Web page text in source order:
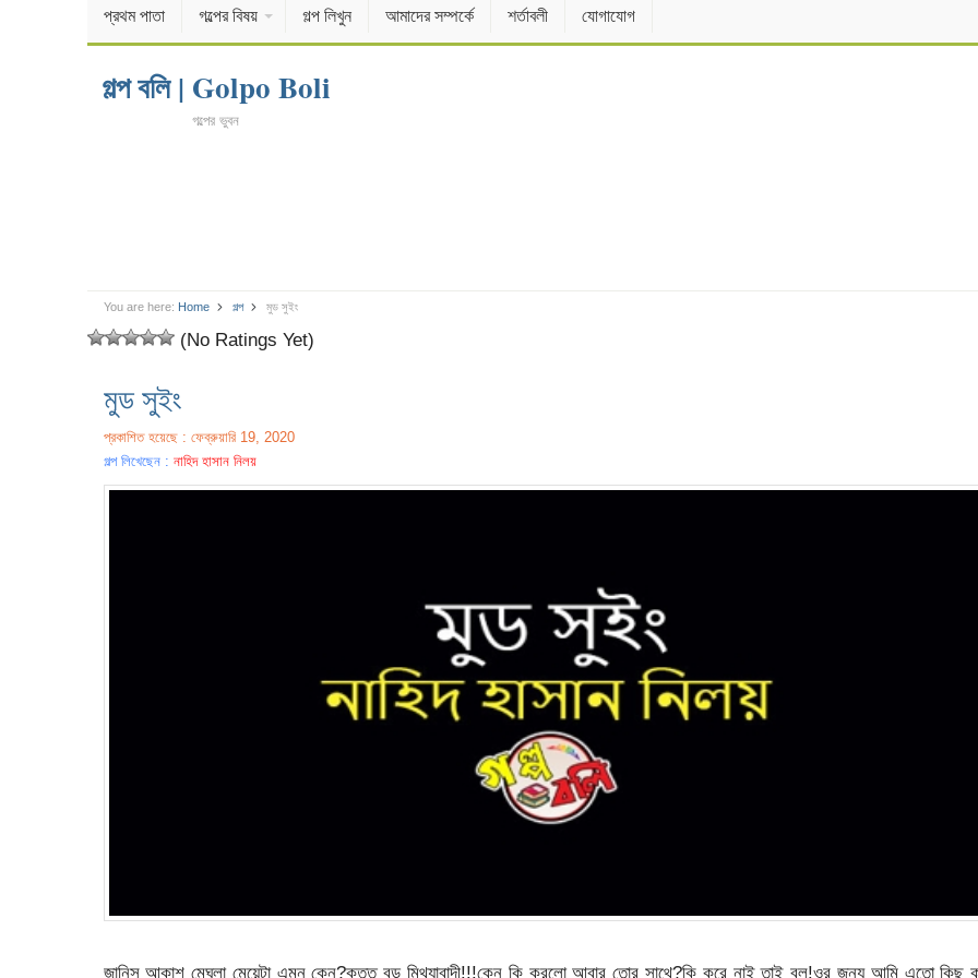
প্রথম পাতা গল্পের বিষয় গল্প লিখুন আমাদের সম্পর্কে শর্তাবলী যোগাযোগ
গল্প বলি | Golpo Boli
গল্পের ভুবন
You are here: Home গল্প মুড সুইং
(No Ratings Yet)
মুড সুইং
প্রকাশিত হয়েছে : ফেব্রুয়ারি 19, 2020
গল্প লিখেছেন : নাহিদ হাসান নিলয়
জানিস আকাশ মেঘলা মেয়েটা এমন কেন?কত্ত বড় মিথ্যাবাদী!!!কেন কি করলো আবার তোর সাথে?কি করে নাই তাই বল!ওর জন্য আমি এতো কিছু